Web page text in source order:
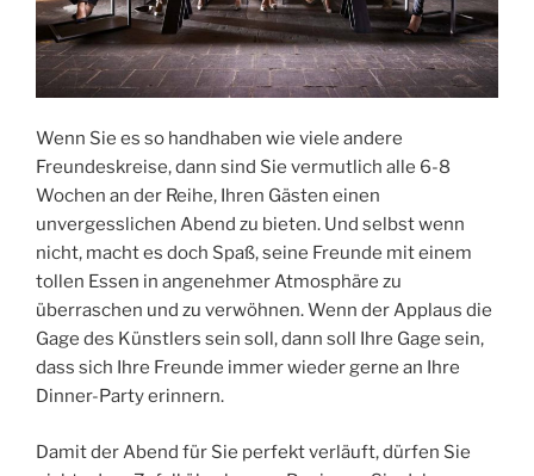
Wenn Sie es so handhaben wie viele andere
Freundeskreise, dann sind Sie vermutlich alle 6-8
Wochen an der Reihe, Ihren Gästen einen
unvergesslichen Abend zu bieten. Und selbst wenn
nicht, macht es doch Spaß, seine Freunde mit einem
tollen Essen in angenehmer Atmosphäre zu
überraschen und zu verwöhnen. Wenn der Applaus die
Gage des Künstlers sein soll, dann soll Ihre Gage sein,
dass sich Ihre Freunde immer wieder gerne an Ihre
Dinner-Party erinnern.
Damit der Abend für Sie perfekt verläuft, dürfen Sie